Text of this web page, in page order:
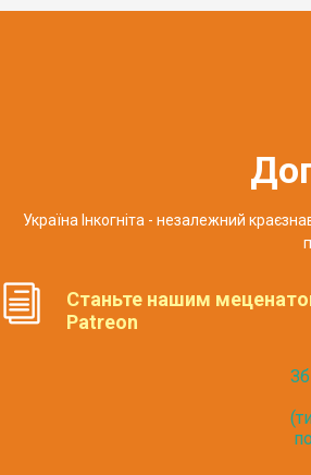
Україна Інкогніта - незалежний
Станьте нашим
Patreon